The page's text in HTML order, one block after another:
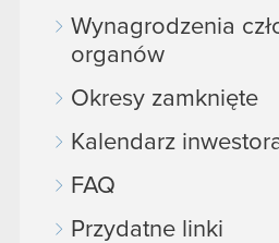
Wynagrodzenia
organów
Okresy zamknięte
Kalendarz
FAQ
Przydatne linki